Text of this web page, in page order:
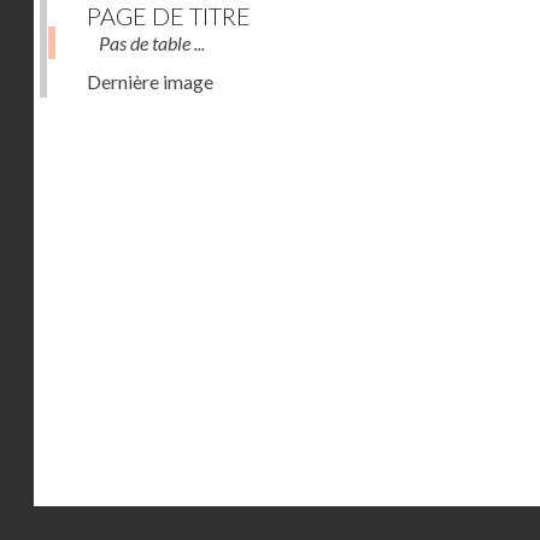
PAGE DE TITRE
Pas de table ...
Dernière image